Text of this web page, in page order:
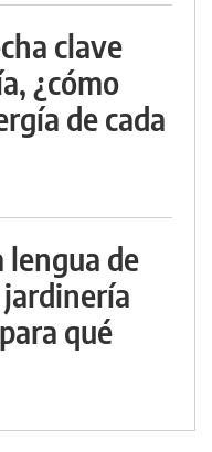
clave
¿cómo
de cada
lengua de
qué